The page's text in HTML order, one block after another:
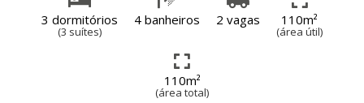
3 dormitórios
(3 suítes)
4 banheiros 2 vagas 110m²
(área útil)
110m²
(área total)